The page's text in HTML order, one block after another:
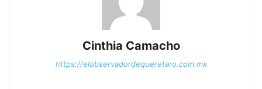
Cinthia Camacho
https://elobservadordequeretaro.com.mx